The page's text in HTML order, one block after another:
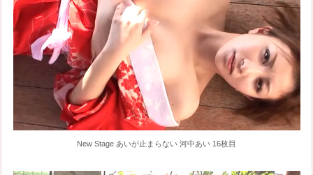
New Stage あいが止まらない 河中あい 16枚目